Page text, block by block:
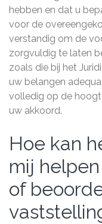
hebben en dat u
voor de
verstandig om de
zorgvuldig te laten
zoals die bij het
uw belangen
volledig op de
uw akkoord.
Hoe kan
mij
of